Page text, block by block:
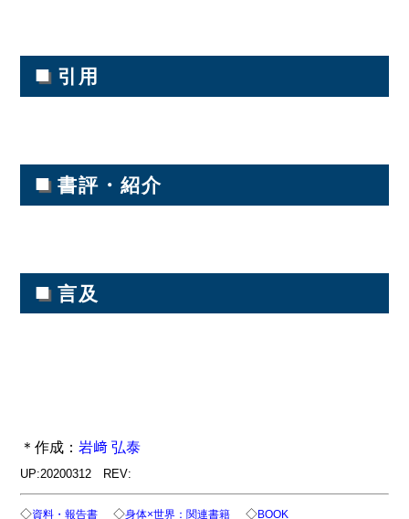
■ 引用
■ 書評・紹介
■ 言及
＊作成：岩﨑 弘泰
UP:20200312 REV:
◇資料・報告書 ◇身体×世界：関連書籍 ◇BOOK